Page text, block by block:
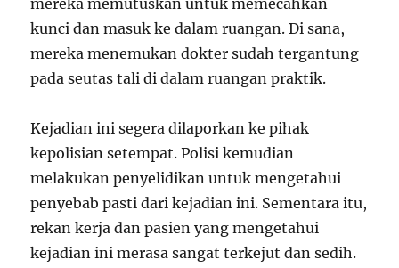
mereka memutuskan untuk memecahkan
kunci dan masuk ke dalam ruangan. Di sana,
mereka menemukan dokter sudah tergantung
pada seutas tali di dalam ruangan praktik.
Kejadian ini segera dilaporkan ke pihak
kepolisian setempat. Polisi kemudian
melakukan penyelidikan untuk mengetahui
penyebab pasti dari kejadian ini. Sementara itu,
rekan kerja dan pasien yang mengetahui
kejadian ini merasa sangat terkejut dan sedih.